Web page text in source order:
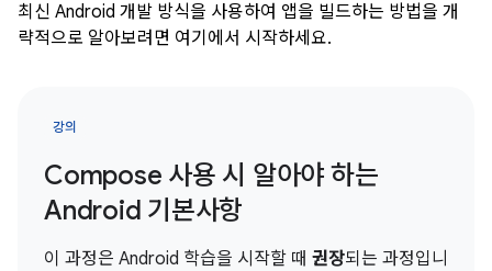
최신 Android 개발 방식을 사용하여 앱을 빌드하는 방법을 개
략적으로 알아보려면 여기에서 시작하세요.
강의
Compose 사용 시 알아야 하는
Android 기본사항
이 과정은 Android 학습을 시작할 때 권장되는 과정입니